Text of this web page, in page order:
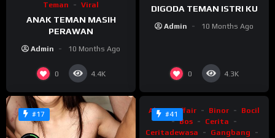
Teman
Viral
ANAK TEMAN MASIH
PERAWAN
Admin 10 Months Ago
0 4.4K
DIGODA TEMAN ISTRI KU
Admin 10 Months Ago
0 4.3K
#17 #41
%
Abg Affair Binor
Bocil
Bos
Cerita
Ceritadewasa
Gangbang